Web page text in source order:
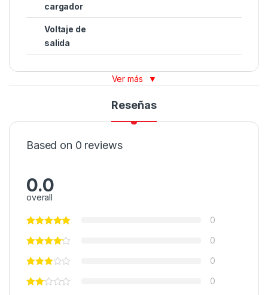
cargador
Voltaje de
salida
Ver más ▼
Reseñas
Based on 0 reviews
0.0
overall
0
0
0
0